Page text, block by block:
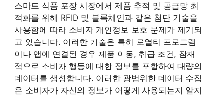
스마트 식품 포장 시장에서 제품 추적 및 공급망 최
적화를 위해 RFID 및 블록체인과 같은 첨단 기술을
사용함에 따라 소비자 개인정보 보호 문제가 제기되
고 있습니다. 이러한 기술은 특히 로열티 프로그램
이나 앱에 연결된 경우 제품 이동, 취급 조건, 잠재
적으로 소비자 행동에 대한 정보를 포함하여 대량의
데이터를 생성합니다. 이러한 광범위한 데이터 수집
은 소비자가 자신의 정보가 어떻게 사용되는지 알지